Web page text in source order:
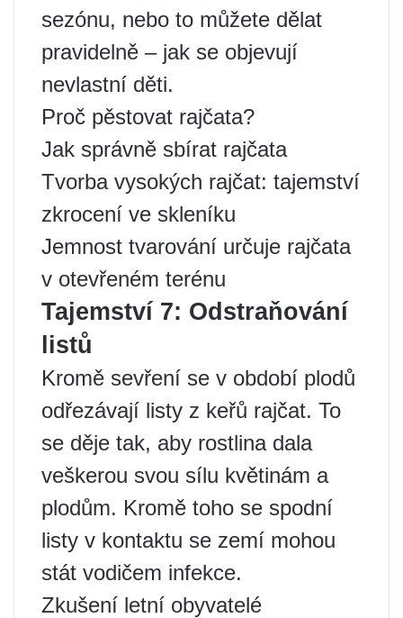
sezónu, nebo to můžete dělat
pravidelně – jak se objevují
nevlastní děti.
Proč pěstovat rajčata?
Jak správně sbírat rajčata
Tvorba vysokých rajčat: tajemství
zkrocení ve skleníku
Jemnost tvarování určuje rajčata
v otevřeném terénu
Tajemství 7: Odstraňování
listů
Kromě sevření se v období plodů
odřezávají listy z keřů rajčat. To
se děje tak, aby rostlina dala
veškerou svou sílu květinám a
plodům. Kromě toho se spodní
listy v kontaktu se zemí mohou
stát vodičem infekce.
Zkušení letní obyvatelé